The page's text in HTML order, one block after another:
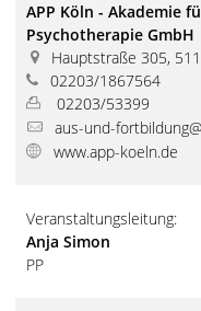
APP Köln - Akademie
Psychotherapie GmbH
Hauptstraße 305,
02203/1867564
02203/53399
aus-und-
www.app-koeln.de
Veranstaltungsleitung:
Anja Simon
PP